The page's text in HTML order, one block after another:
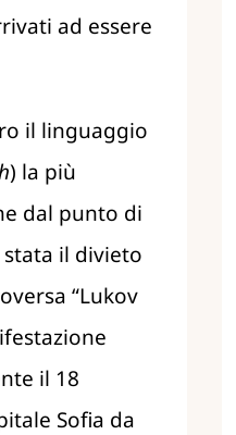
ad essere
il linguaggio
) la più
dal punto di
il divieto
“Lukov
il 18
Sofia da